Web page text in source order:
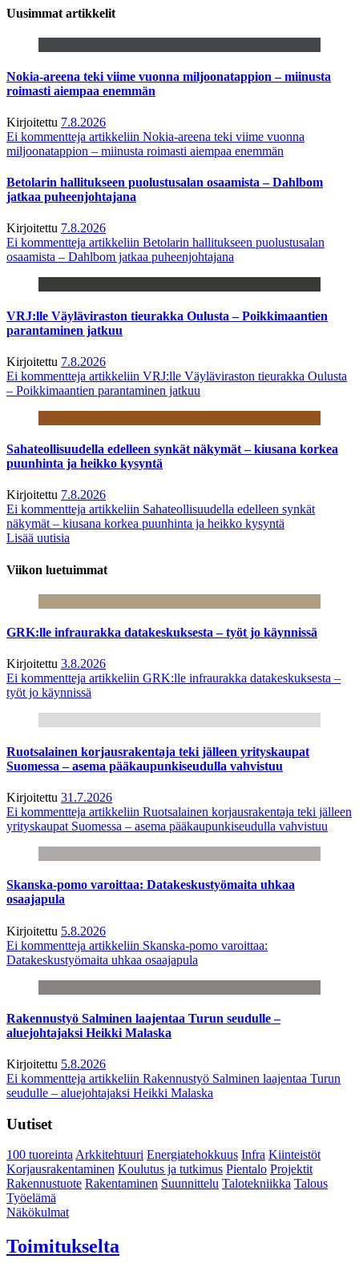
Uusimmat artikkelit
Nokia-areena teki viime vuonna miljoonatappion – miinusta
roimasti aiempaa enemmän
Kirjoitettu 7.8.2026
Ei kommentteja artikkeliin Nokia-areena teki viime vuonna
miljoonatappion – miinusta roimasti aiempaa enemmän
Betolarin hallitukseen puolustusalan osaamista – Dahlbom
jatkaa puheenjohtajana
Kirjoitettu 7.8.2026
Ei kommentteja artikkeliin Betolarin hallitukseen puolustusalan
osaamista – Dahlbom jatkaa puheenjohtajana
VRJ:lle Väyläviraston tieurakka Oulusta – Poikkimaantien
parantaminen jatkuu
Kirjoitettu 7.8.2026
Ei kommentteja artikkeliin VRJ:lle Väyläviraston tieurakka Oulusta
– Poikkimaantien parantaminen jatkuu
Sahateollisuudella edelleen synkät näkymät – kiusana korkea
puunhinta ja heikko kysyntä
Kirjoitettu 7.8.2026
Ei kommentteja artikkeliin Sahateollisuudella edelleen synkät
näkymät – kiusana korkea puunhinta ja heikko kysyntä
Lisää uutisia
Viikon luetuimmat
GRK:lle infraurakka datakeskuksesta – työt jo käynnissä
Kirjoitettu 3.8.2026
Ei kommentteja artikkeliin GRK:lle infraurakka datakeskuksesta –
työt jo käynnissä
Ruotsalainen korjausrakentaja teki jälleen yrityskaupat
Suomessa – asema pääkaupunkiseudulla vahvistuu
Kirjoitettu 31.7.2026
Ei kommentteja artikkeliin Ruotsalainen korjausrakentaja teki jälleen
yrityskaupat Suomessa – asema pääkaupunkiseudulla vahvistuu
Skanska-pomo varoittaa: Datakeskustyömaita uhkaa
osaajapula
Kirjoitettu 5.8.2026
Ei kommentteja artikkeliin Skanska-pomo varoittaa:
Datakeskustyömaita uhkaa osaajapula
Rakennustyö Salminen laajentaa Turun seudulle –
aluejohtajaksi Heikki Malaska
Kirjoitettu 5.8.2026
Ei kommentteja artikkeliin Rakennustyö Salminen laajentaa Turun
seudulle – aluejohtajaksi Heikki Malaska
Uutiset
100 tuoreintaArkkitehtuuri Energiatehokkuus Infra Kiinteistöt
Korjausrakentaminen Koulutus ja tutkimus Pientalo Projektit
Rakennustuote Rakentaminen Suunnittelu Talotekniikka Talous
Työelämä
Näkökulmat
Toimitukselta